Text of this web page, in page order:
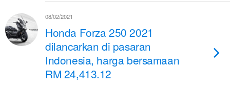
08/02/2021
Honda Forza 250 2021
dilancarkan di pasaran
Indonesia, harga bersamaan
RM 24,413.12